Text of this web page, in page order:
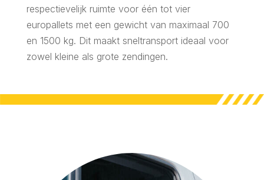
respectievelijk ruimte voor één tot vier
europallets met een gewicht van maximaal 700
en 1500 kg. Dit maakt sneltransport ideaal voor
zowel kleine als grote zendingen.